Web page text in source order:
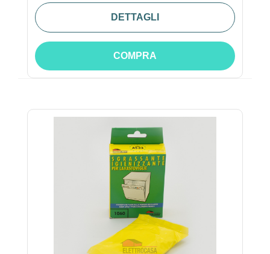
DETTAGLI
COMPRA